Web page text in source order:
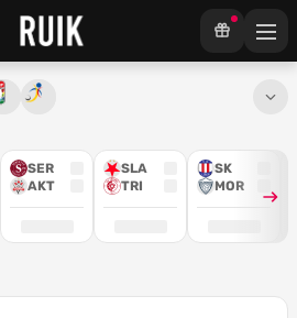
SER
AKT
SLA
TRI
SK
MOR
Mistrovství světa